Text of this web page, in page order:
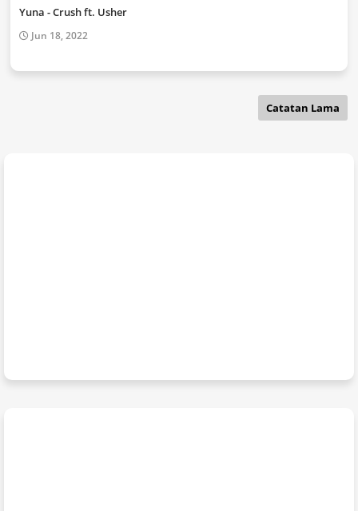
Yuna - Crush ft. Usher
Jun 18, 2022
Catatan Lama